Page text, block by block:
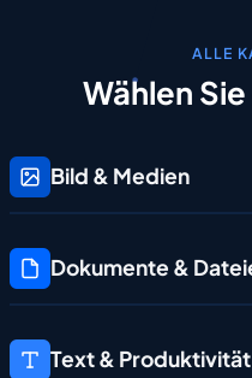
ALLE
Wählen Sie
Bild & Medien
Dokumente &
Text & Produktivität